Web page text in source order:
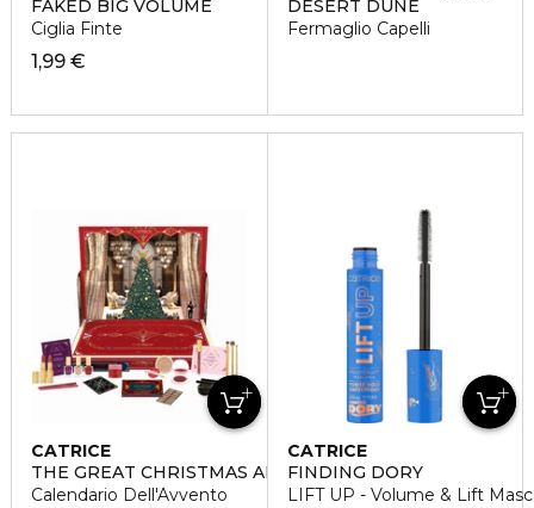
FAKED BIG VOLUME
Ciglia Finte
1,99 €
DESERT DUNE
Fermaglio Capelli
CATRICE
THE GREAT CHRISTMAS ADVENT CALENDAR
Calendario Dell'Avvento
CATRICE
FINDING DORY
LIFT UP - Volume & Lift